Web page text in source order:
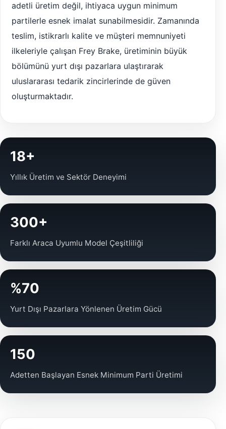
adetli üretim değil, ihtiyaca uygun minimum
partilerle esnek imalat sunabilmesidir. Zamanında
teslim, istikrarlı kalite ve müşteri memnuniyeti
ilkeleriyle çalışan Frey Brake, üretiminin büyük
bölümünü yurt dışı pazarlara ulaştırarak
uluslararası tedarik zincirlerinde de güven
oluşturmaktadır.
18+
Yıllık Üretim ve Sektör Deneyimi
300+
Farklı Araca Uyumlu Model Çeşitliliği
%70
Yurt Dışı Pazarlara Yönlenen Üretim Gücü
150
Adetten Başlayan Esnek Minimum Parti Üretimi